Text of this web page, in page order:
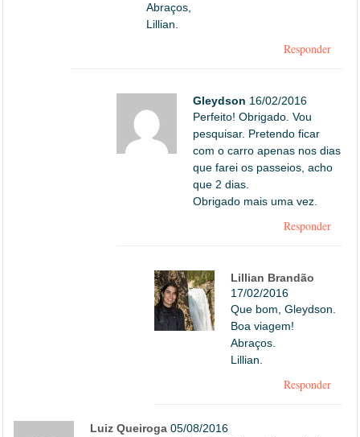
Abraços,
Lillian.
Responder
Gleydson 16/02/2016
Perfeito! Obrigado. Vou
pesquisar. Pretendo ficar
com o carro apenas nos dias
que farei os passeios, acho
que 2 dias.
Obrigado mais uma vez.
Responder
Lillian Brandão
17/02/2016
Que bom, Gleydson.
Boa viagem!
Abraços.
Lillian.
Responder
Luiz Queiroga 05/08/2016